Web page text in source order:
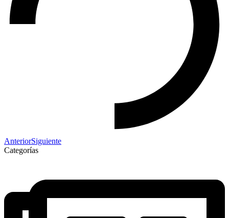
AnteriorSiguiente
Categorías